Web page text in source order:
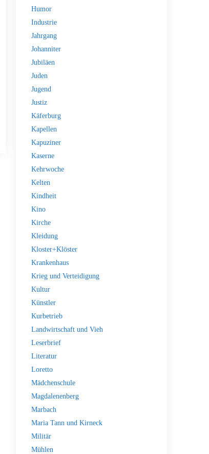
Humor
Industrie
Jahrgang
Johanniter
Jubiläen
Juden
Jugend
Justiz
Käferburg
Kapellen
Kapuziner
Kaserne
Kehrwoche
Kelten
Kindheit
Kino
Kirche
Kleidung
Kloster+Klöster
Krankenhaus
Krieg und Verteidigung
Kultur
Künstler
Kurbetrieb
Landwirtschaft und Vieh
Leserbrief
Literatur
Loretto
Mädchenschule
Magdalenenberg
Marbach
Maria Tann und Kirneck
Militär
Mühlen